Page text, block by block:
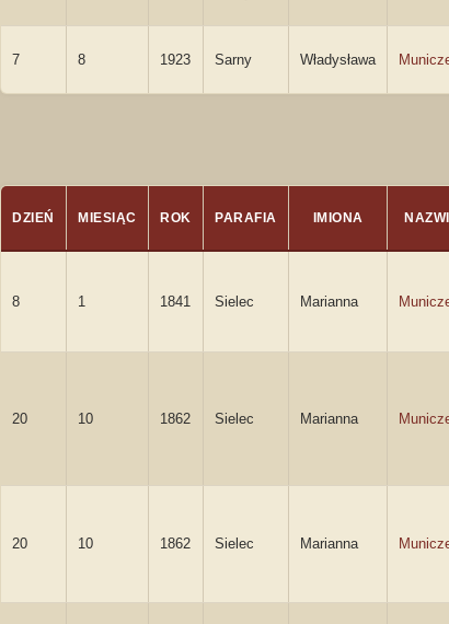
7 8 1923 Sarny Władysława
DZIEŃ MIESIĄC ROK PARAFIA IMIONA
8 1 1841 Sielec Marianna
20 10 1862 Sielec Marianna
20 10 1862 Sielec Marianna